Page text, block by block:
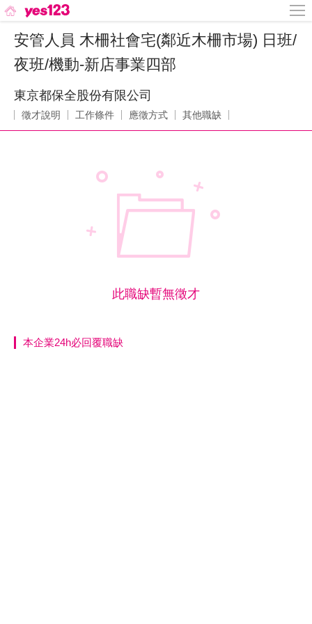
安管人員 木柵社會宅(鄰近木柵市場) 日班/
夜班/機動-新店事業四部
東京都保全股份有限公司
徵才說明 工作條件 應徵方式 其他職缺
此職缺暫無徵才
本企業24h必回覆職缺